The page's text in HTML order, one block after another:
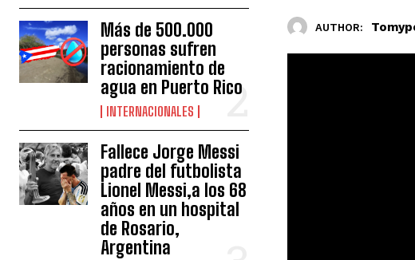
Más de 500.000
personas sufren
racionamiento de
agua en Puerto Rico
INTERNACIONALES
Fallece Jorge Messi
padre del futbolista
Lionel Messi,a los 68
años en un hospital
de Rosario,
Argentina
AUTHOR: